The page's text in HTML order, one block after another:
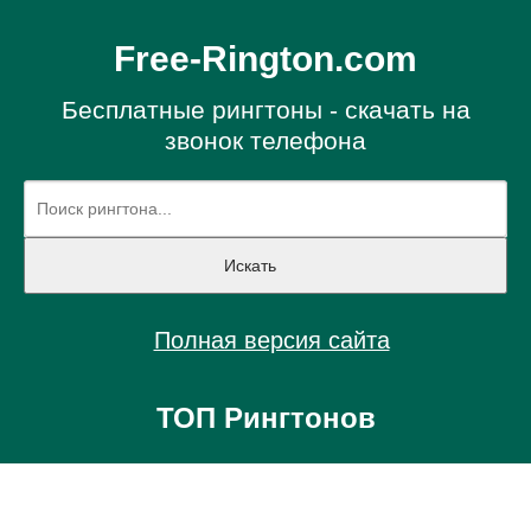
Free-Rington.com
Бесплатные рингтоны - скачать на
звонок телефона
Полная версия сайта
ТОП Рингтонов